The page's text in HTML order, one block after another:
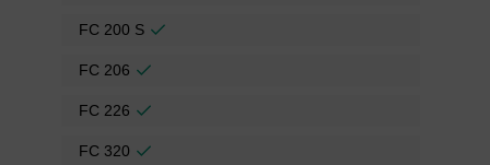
FC 200 S
FC 206
FC 226
FC 320